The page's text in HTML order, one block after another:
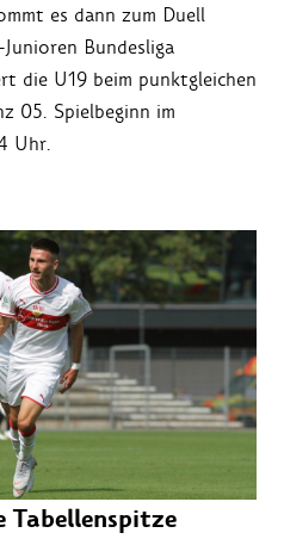
es dann zum Duell
Bundesliga
die U19 beim punktgleichen
05. Spielbeginn im
Uhr.
Tabellenspitze